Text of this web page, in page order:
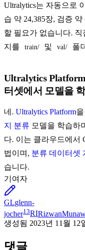
Ultralytics는 자동으로
습 약 24,385장, 검증
할 필요가 없습니다. 직
지를
train/ 및 val/ 폴
Ultralytics
터셋에서 모델을
네. Ultralytics Platform
지 분류 모델을 학습하
다. 이는 클라우드에서
법이며, 분류 데이터셋
습니다.
기여자
GLglenn-
jocher13RI
생성됨 2023년 11월 12
댓글